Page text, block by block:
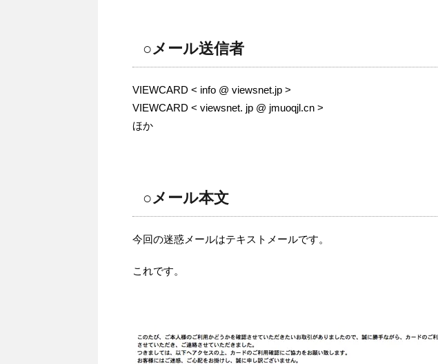
○メール送信者
VIEWCARD < info @ viewsnet.jp >
VIEWCARD < viewsnet. jp @ jmuoqjl.cn >
ほか
○メール本文
今回の迷惑メールはテキストメールです。
これです。